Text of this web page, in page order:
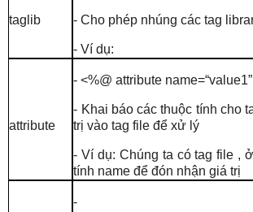
taglib - Cho phép nhúng các tag
- Ví dụ:
attribute
- <%@ attribute
- Khai báo các thuộc tính cho
trị vào tag file để xử lý
- Ví dụ: Chúng ta có tag file ,
tính name để đón nhận giá trị
-